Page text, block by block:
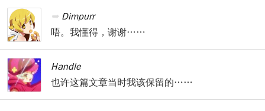
Dimpurr
唔。我懂得，谢谢……
Handle
也许这篇文章当时我该保留的……